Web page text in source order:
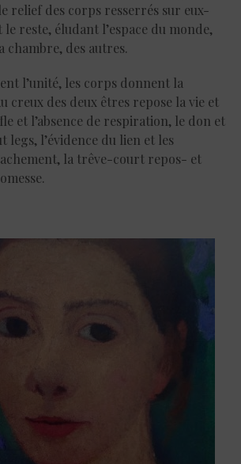
relief des corps resserrés sur eux-
reste, éludant l’espace du monde,
chambre, des autres.
l’unité, les corps donnent la
creux des deux êtres repose la vie et
et l’absence de respiration, le don et
legs, l’évidence du lien et les
la trêve-court repos- et